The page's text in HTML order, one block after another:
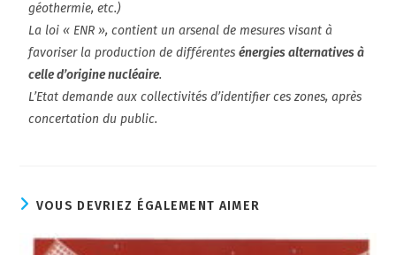
géothermie, etc.)
La loi « ENR », contient un arsenal de mesures visant à
favoriser la production de différentesénergies alternatives à
celle d’origine nucléaire.
L’Etat demande aux collectivités d’identifier ces zones, après
concertation du public.
VOUS DEVRIEZ ÉGALEMENT AIMER